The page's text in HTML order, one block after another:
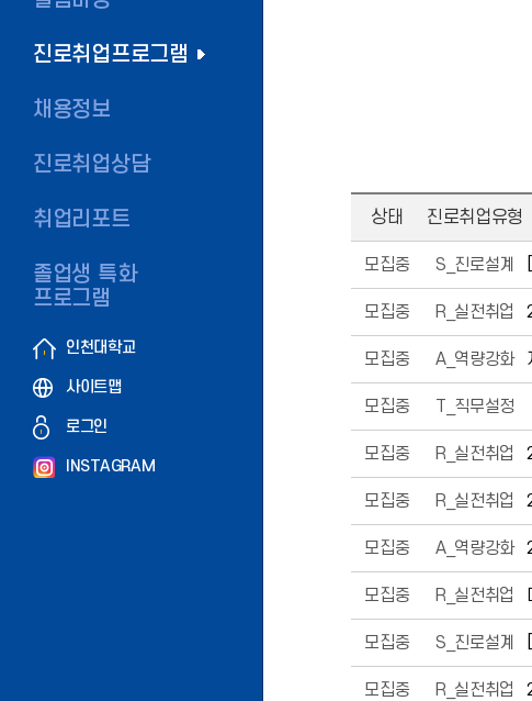
인천대학교
사이트맵
로그인
INSTAGRAM
진로취업프로그램
채용정보
진로취업상담
취업리포트
졸업생 특화
프로그램
상태 진로취업유형
모집중 S_진로설계
모집중 R_실전취업
모집중 A_역량강화
모집중 T_직무설정
모집중 R_실전취업
모집중 R_실전취업
모집중 A_역량강화
모집중 R_실전취업
모집중 S_진로설계
모집중 R_실전취업